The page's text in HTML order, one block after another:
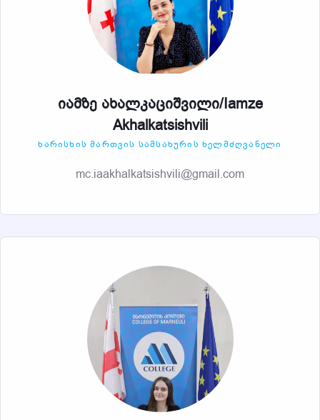
იამზე ახალკაციშვილი/Iamze
Akhalkatsishvili
ᲮᲐᲠᲘᲡᲮᲘᲡ ᲛᲐᲠᲗᲕᲘᲡ ᲡᲐᲛᲡᲐᲮᲣᲠᲘᲡ ᲮᲔᲚᲛᲫᲦᲕᲐᲜᲔᲚᲘ
mc.iaakhalkatsishvili@gmail.com